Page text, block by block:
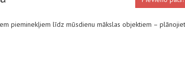
pieminekļiem līdz mūsdienu mākslas objektiem – plānojiet